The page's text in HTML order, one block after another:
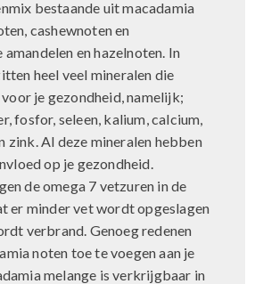
bestaande uit macadamia
cashewnoten en
en hazelnoten. In
heel veel mineralen die
je gezondheid, namelijk;
fosfor, seleen, kalium, calcium,
zink. Al deze mineralen hebben
op je gezondheid.
de omega 7 vetzuren in de
er minder vet wordt opgeslagen
verbrand. Genoeg redenen
noten toe te voegen aan je
melange is verkrijgbaar in